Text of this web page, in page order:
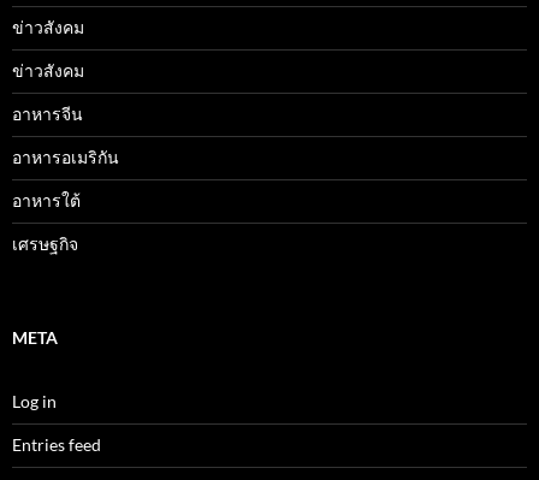
ข่าวสังคม
ข่าวสังคม
อาหารจีน
อาหารอเมริกัน
อาหารใต้
เศรษฐกิจ
META
Log in
Entries feed